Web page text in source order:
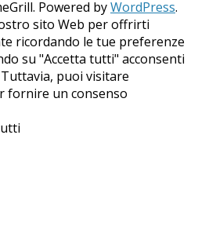
Powered byWordPress.
sito Web per offrirti
ricordando le tue preferenze
su "Accetta tutti" acconsenti
puoi visitare
fornire un consenso